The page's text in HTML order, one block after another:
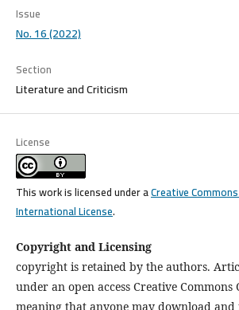
Issue
No. 16 (2022)
Section
Literature and Criticism
License
This work is licensed under aCreative
International License.
Copyright and Licensing
copyright is retained by the authors.
under an open access Creative Commons
meaning that anyone may download